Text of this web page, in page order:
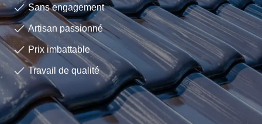
Sans engagement
Artisan passionné
Prix imbattable
Travail de qualité